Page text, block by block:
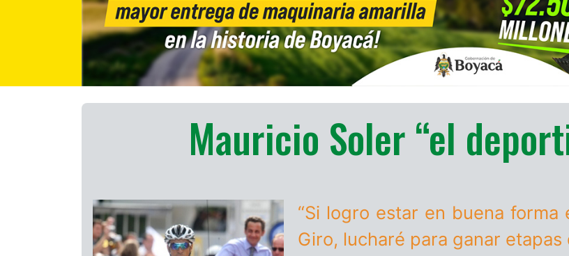
Mauricio Soler “el
“Si logro estar en buena
Giro, lucharé para ganar etapas